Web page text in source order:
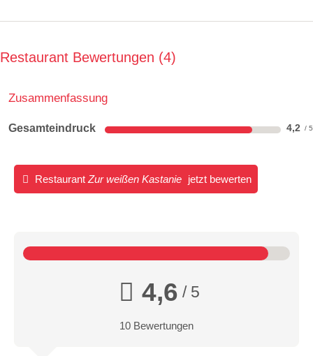
Restaurant Bewertungen 4
Zusammenfassung
Gesamteindruck 4,2
Restaurant Zur weißen Kastanie jetzt bewerten
4,6 / 5
10 Bewertungen